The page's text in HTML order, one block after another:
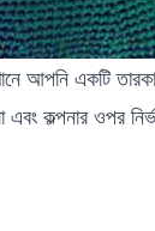
আপনি একটি
কল্পনার ওপর